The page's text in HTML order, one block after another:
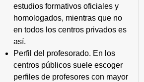
estudios formativos oficiales y
homologados, mientras que no
en todos los centros privados es
así.
Perfil del profesorado. En los
centros públicos suele escoger
perfiles de profesores con mayor